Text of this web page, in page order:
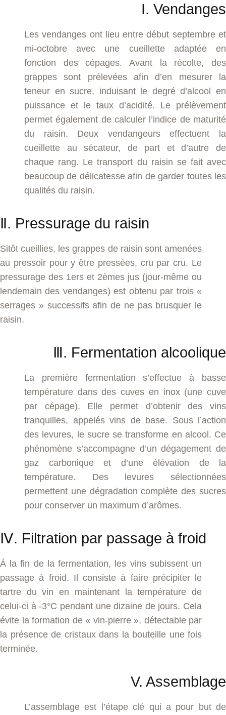
I. Vendanges
Les vendanges ont lieu entre début septembre et
mi-octobre avec une cueillette adaptée en
fonction des cépages. Avant la récolte, des
grappes sont prélevées afin d’en mesurer la
teneur en sucre, induisant le degré d’alcool en
puissance et le taux d’acidité. Le prélèvement
permet également de calculer l’indice de maturité
du raisin. Deux vendangeurs effectuent la
cueillette au sécateur, de part et d’autre de
chaque rang. Le transport du raisin se fait avec
beaucoup de délicatesse afin de garder toutes les
qualités du raisin.
Ⅱ. Pressurage du raisin
Sitôt cueillies, les grappes de raisin sont amenées
au pressoir pour y être pressées, cru par cru. Le
pressurage des 1ers et 2èmes jus (jour-même ou
lendemain des vendanges) est obtenu par trois «
serrages » successifs afin de ne pas brusquer le
raisin.
Ⅲ. Fermentation alcoolique
La première fermentation s’effectue à basse
température dans des cuves en inox (une cuve
par cépage). Elle permet d’obtenir des vins
tranquilles, appelés vins de base. Sous l’action
des levures, le sucre se transforme en alcool. Ce
phénomène s’accompagne d’un dégagement de
gaz carbonique et d’une élévation de la
température. Des levures sélectionnées
permettent une dégradation complète des sucres
pour conserver un maximum d’arômes.
Ⅳ. Filtration par passage à froid
Á la fin de la fermentation, les vins subissent un
passage à froid. Il consiste à faire précipiter le
tartre du vin en maintenant la température de
celui-ci à -3°C pendant une dizaine de jours. Cela
évite la formation de « vin-pierre », détectable par
la présence de cristaux dans la bouteille une fois
terminée.
V. Assemblage
L’assemblage est l’étape clé qui a pour but de